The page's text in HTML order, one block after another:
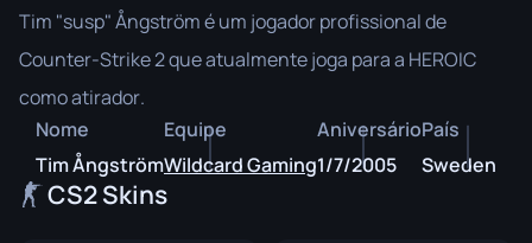
Tim "susp" Ångström é um jogador profissional de
Counter-Strike 2 que atualmente joga para a HEROIC
como atirador.
Nome
Tim Ångström
Equipe
Wildcard Gaming
Aniversário
1/7/2005
País
Sweden
CS2 Skins